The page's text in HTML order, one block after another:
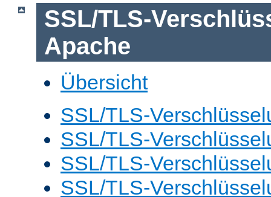
SSL/TLS-
Apache
Übersicht
SSL/TLS-
SSL/TLS-
SSL/TLS-
SSL/TLS-